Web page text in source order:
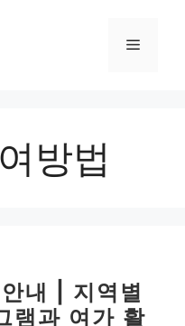
메
방법
내 | 지역별
램과 여가 활